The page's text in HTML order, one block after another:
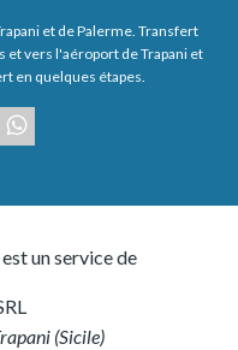
et de Palerme. Transfert
et vers l'aéroport de Trapani et
en quelques étapes.
un service de
(Sicile)